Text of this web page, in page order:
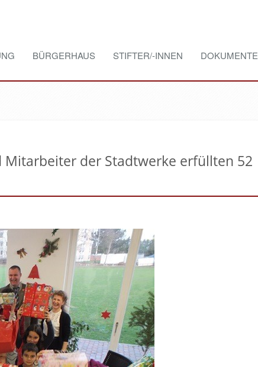
BÜRGERHAUS STIFTER/-INNEN DOKUMENTE
der Stadtwerke erfüllten 52